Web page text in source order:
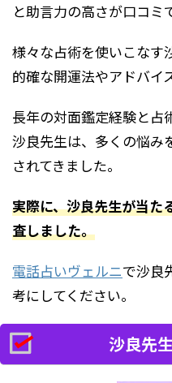
と助言力の高さが口コミ
様々な占術を使いこなす
的確な開運法やアドバイ
長年の対面鑑定経験と占
沙良先生は、多くの悩み
されてきました。
実際に、沙良先生が当た
査しました。
電話占いヴェルニで沙良
考にしてください。
沙良先